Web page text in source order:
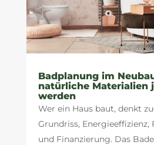
Badplanung im
natürliche Materialien
werden
Wer ein Haus baut, denkt
Grundriss, Energieeffizienz,
und Finanzierung. Das